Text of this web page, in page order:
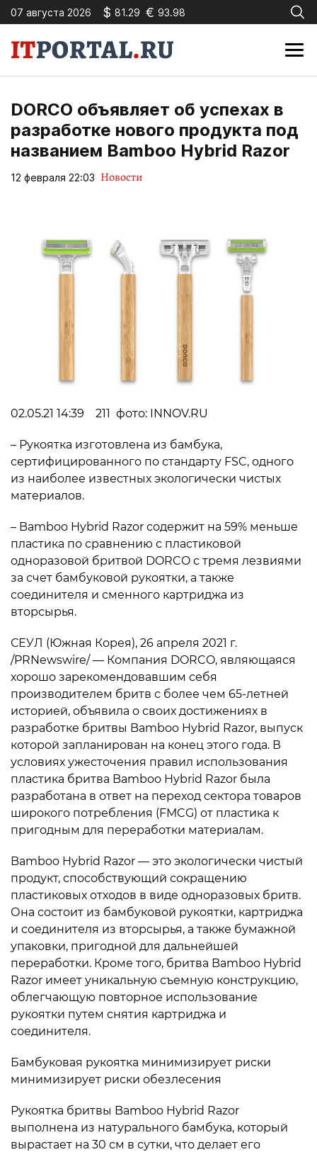
07 августа 2026 $ 81.29 € 93.98
DORCO объявляет об успехах в
разработке нового продукта под
названием Bamboo Hybrid Razor
12 февраля 22:03 Новости
02.05.21 14:39 211 фото: INNOV.RU
– Рукоятка изготовлена из бамбука,
сертифицированного по стандарту FSC, одного
из наиболее известных экологически чистых
материалов.
– Bamboo Hybrid Razor содержит на 59% меньше
пластика по сравнению с пластиковой
одноразовой бритвой DORCO с тремя лезвиями
за счет бамбуковой рукоятки, а также
соединителя и сменного картриджа из
вторсырья.
СЕУЛ (Южная Корея), 26 апреля 2021 г.
/PRNewswire/ — Компания DORCO, являющаяся
хорошо зарекомендовавшим себя
производителем бритв с более чем 65-летней
историей, объявила о своих достижениях в
разработке бритвы Bamboo Hybrid Razor, выпуск
которой запланирован на конец этого года. В
условиях ужесточения правил использования
пластика бритва Bamboo Hybrid Razor была
разработана в ответ на переход сектора товаров
широкого потребления (FMCG) от пластика к
пригодным для переработки материалам.
Bamboo Hybrid Razor — это экологически чистый
продукт, способствующий сокращению
пластиковых отходов в виде одноразовых бритв.
Она состоит из бамбуковой рукоятки, картриджа
и соединителя из вторсырья, а также бумажной
упаковки, пригодной для дальнейшей
переработки. Кроме того, бритва Bamboo Hybrid
Razor имеет уникальную съемную конструкцию,
облегчающую повторное использование
рукоятки путем снятия картриджа и
соединителя.
Бамбуковая рукоятка минимизирует риски
минимизирует риски обезлесения
Рукоятка бритвы Bamboo Hybrid Razor
выполнена из натурального бамбука, который
вырастает на 30 см в сутки, что делает его